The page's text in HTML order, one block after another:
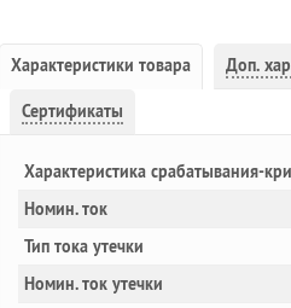
Характеристики товара Доп.
Сертификаты
Характеристика срабатывания-
Номин. ток
Тип тока утечки
Номин. ток утечки